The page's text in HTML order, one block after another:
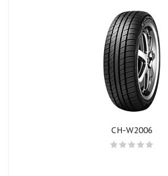
CH-W2006